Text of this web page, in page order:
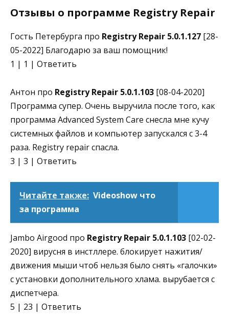
Отзывы о программе Registry Repair
Гость Петербурга про Registry Repair 5.0.1.127 [28-
05-2022] Благодарю за ваш помощник!
1 | 1 | Ответить
Антон про Registry Repair 5.0.1.103 [08-04-2020]
Программа супер. Очень выручила после того, как
программа Advanced System Care снесла мне кучу
системных файлов и компьютер запускался с 3-4
раза. Registry repair спасла.
3 | 3 | Ответить
Читайте также: Videoshow что
за программа
Jambo Airgood про Registry Repair 5.0.1.103 [02-02-
2020] вирусня в инстллере. блокирует нажития/
движения мыши чтоб нельзя было снять «галочки»
с установки дополнительного хлама. вырубается с
диспетчера.
5 | 23 | Ответить